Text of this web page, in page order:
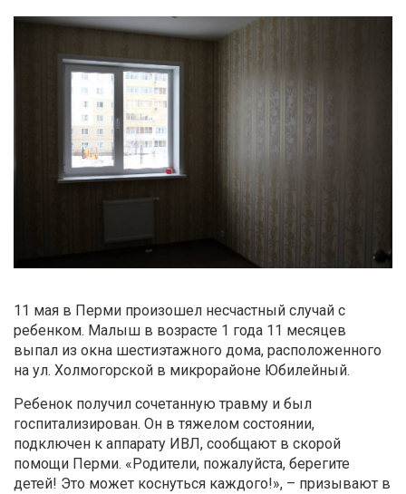
11 мая в Перми произошел несчастный случай с
ребенком. Малыш в возрасте 1 года 11 месяцев
выпал из окна шестиэтажного дома, расположенного
на ул. Холмогорской в микрорайоне Юбилейный.
Ребенок получил сочетанную травму и был
госпитализирован. Он в тяжелом состоянии,
подключен к аппарату ИВЛ, сообщают в скорой
помощи Перми. «Родители, пожалуйста, берегите
детей! Это может коснуться каждого!», – призывают в